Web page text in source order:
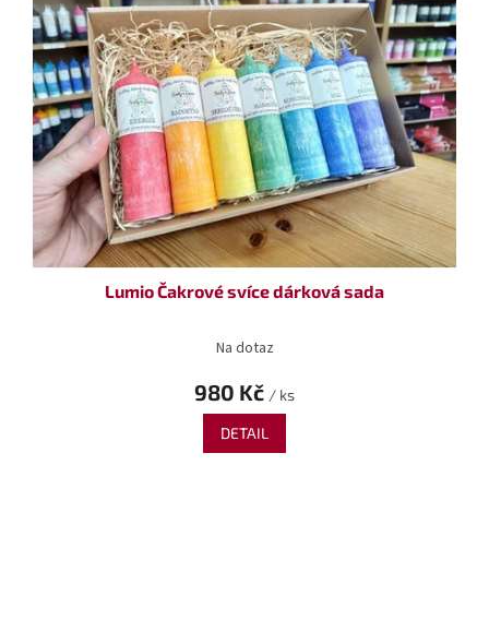
Lumio Čakrové svíce dárková sada
Na dotaz
980 Kč / ks
DETAIL